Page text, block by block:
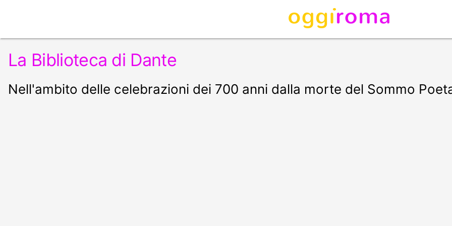
La Biblioteca di Dante
Nell'ambito delle celebrazioni dei 700 anni dalla morte del Sommo